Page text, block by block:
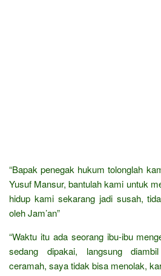
“Bapak penegak hukum tolonglah
Yusuf Mansur, bantulah kami untuk
hidup kami sekarang jadi susah,
oleh Jam’an”
“Waktu itu ada seorang ibu-ibu
sedang dipakai, langsung
ceramah, saya tidak bisa menolak,